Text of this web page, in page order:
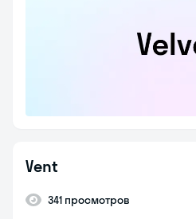
Vent
341 просмотров